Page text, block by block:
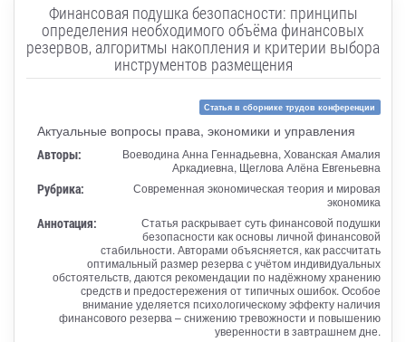
Финансовая подушка безопасности: принципы
определения необходимого объёма финансовых
резервов, алгоритмы накопления и критерии выбора
инструментов размещения
Статья в сборнике трудов конференции
Актуальные вопросы права, экономики и управления
Авторы:
Воеводина Анна Геннадьевна, Хованская Амалия
Аркадиевна, Щеглова Алёна Евгеньевна
Рубрика:
Современная экономическая теория и мировая
экономика
Аннотация:
Статья раскрывает суть финансовой подушки
безопасности как основы личной финансовой
стабильности. Авторами объясняется, как рассчитать
оптимальный размер резерва с учётом индивидуальных
обстоятельств, даются рекомендации по надёжному хранению
средств и предостережения от типичных ошибок. Особое
внимание уделяется психологическому эффекту наличия
финансового резерва – снижению тревожности и повышению
уверенности в завтрашнем дне.